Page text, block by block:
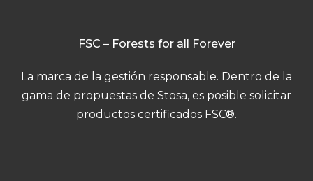
FSC – Forests for all Forever
La marca de la gestión responsable. Dentro de la
gama de propuestas de Stosa, es posible solicitar
productos certificados FSC®.